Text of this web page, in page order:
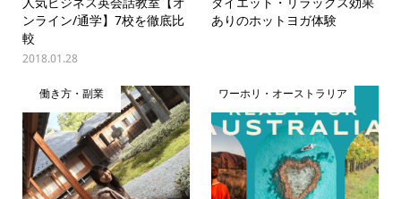
ンライン/通学】7校を徹底比
較
2018.01.28
ありのホットヨガ体験
働き方・副業 ワーホリ・オーストラリア